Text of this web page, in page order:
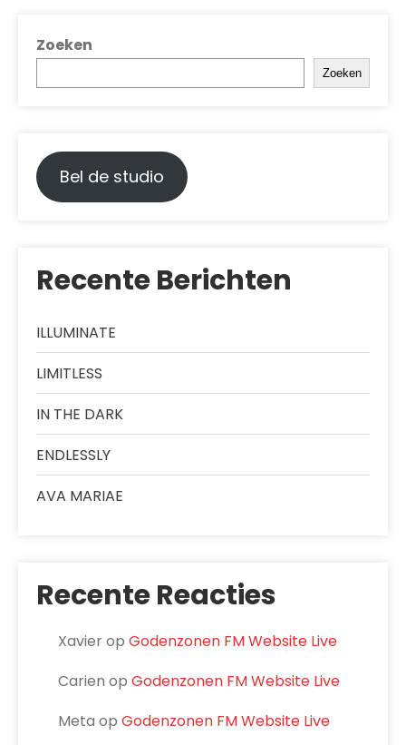
Zoeken
Zoeken
Bel de studio
Recente Berichten
ILLUMINATE
LIMITLESS
IN THE DARK
ENDLESSLY
AVA MARIAE
Recente Reacties
Xavierop Godenzonen FM Website Live
Carien op Godenzonen FM Website Live
Meta op Godenzonen FM Website Live